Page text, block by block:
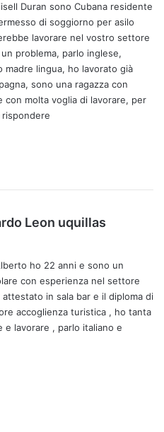
e
t
t
o
:
Duran sono Cubana residente
di soggiorno per asilo
lavorare nel vostro settore
problema, parlo inglese,
madre lingua, ho lavorato già
sono una ragazza con
con molta voglia di lavorare, per
Leon uquillas
e
t
t
o
:
ho 22 anni e sono un
con esperienza nel settore
in sala bar e il diploma di
accoglienza turistica , ho tanta
e lavorare , parlo italiano e